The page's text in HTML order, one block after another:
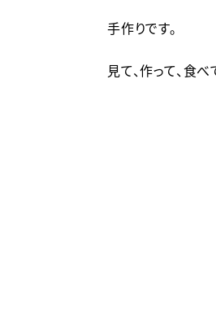
手作りです。
見て、作って、食